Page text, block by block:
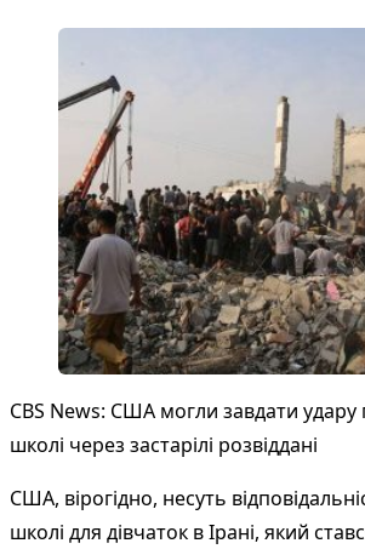
CBS News: США могли завдати удару
школі через застарілі розвіддані
США, вірогідно, несуть
школі для дівчаток в Ірані, який